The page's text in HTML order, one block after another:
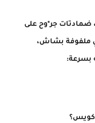
ضمادتات جر*وح على
ملفوفة بشاش،
بسرعة:
كويس؟